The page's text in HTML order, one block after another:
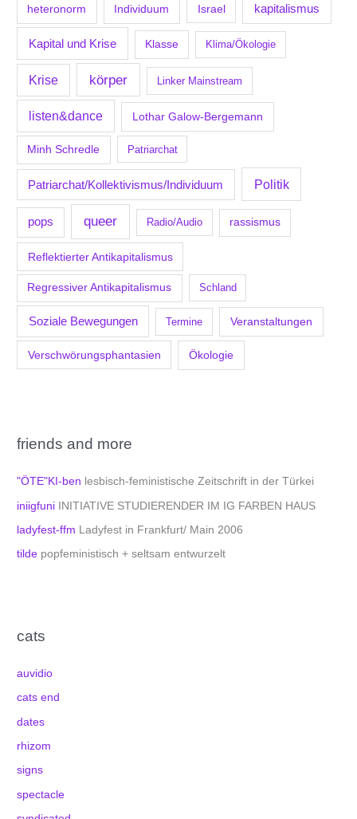
heteronorm Individuum Israel kapitalismus
Kapital und Krise Klasse Klima/Ökologie
Krise körper Linker Mainstream
listen&dance Lothar Galow-Bergemann
Minh Schredle Patriarchat
Patriarchat/Kollektivismus/Individuum Politik
pops queer Radio/Audio rassismus
Reflektierter Antikapitalismus
Regressiver Antikapitalismus Schland
Soziale Bewegungen Termine Veranstaltungen
Verschwörungsphantasien Ökologie
friends and more
"ÖTE"KI-ben lesbisch-feministische Zeitschrift in der Türkei
iniigfuni INITIATIVE STUDIERENDER IM IG FARBEN HAUS
ladyfest-ffm Ladyfest in Frankfurt/ Main 2006
tilde popfeministisch + seltsam entwurzelt
cats
auvidio
cats end
dates
rhizom
signs
spectacle